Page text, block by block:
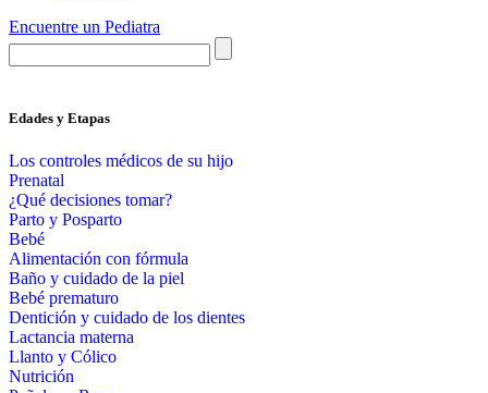
Encuentre un Pediatra
Edades y Etapas
Los controles médicos de su hijo
Prenatal
¿Qué decisiones tomar?
Parto y Posparto
Bebé
Alimentación con fórmula
Baño y cuidado de la piel
Bebé prematuro
Dentición y cuidado de los dientes
Lactancia materna
Llanto y Cólico
Nutrición